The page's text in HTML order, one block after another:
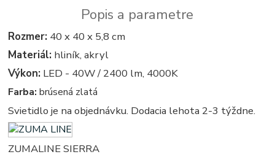
Popis a parametre
Rozmer: 40 x 40 x 5,8 cm
Materiál: hliník, akryl
Výkon: LED - 40W / 2400 lm, 4000K
Farba: brúsená zlatá
Svietidlo je na objednávku. Dodacia lehota 2-3 týždne.
ZUMALINE SIERRA